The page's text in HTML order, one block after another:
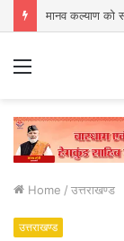
मानव कल्याण को
Home / उत्तराखण्ड
उत्तराखण्ड